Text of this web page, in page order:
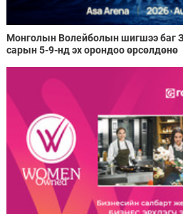
Монголын Волейболын шигшээ баг
сарын 5-9-нд эх орондоо өрсөлдөнө